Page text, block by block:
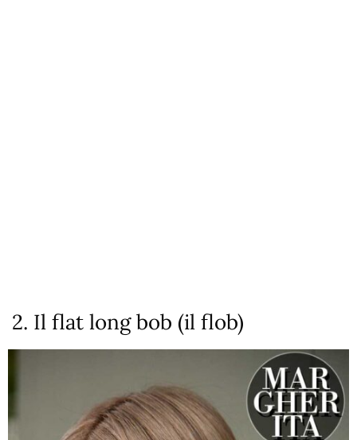
2. Il flat long bob (il flob)